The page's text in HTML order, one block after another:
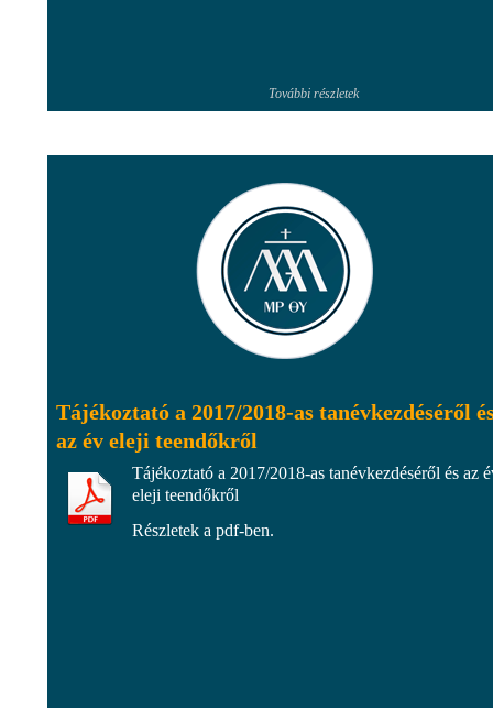
További részletek
Tájékoztató a 2017/2018-as tanévkezdéséről
az év eleji teendőkről
Tájékoztató a 2017/2018-as tanévkezdéséről és az
eleji teendőkről
Részletek a pdf-ben.